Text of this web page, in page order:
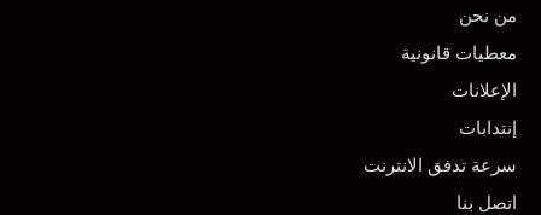
من نحن
معطيات قانونية
الإعلانات
إنتدابات
سرعة تدفق الانترنت
اتصل بنا